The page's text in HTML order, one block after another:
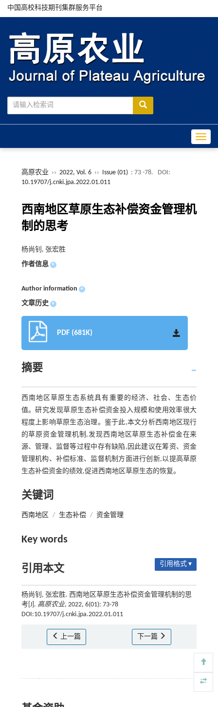
中国高校科技期刊集群服务平台
高原农业 ›› 2022, Vol. 6 ›› Issue (01) : 73 -78.
DOI:
10.19707/j.cnki.jpa.2022.01.011
西南地区草原生态补偿资金管理机
制的思考
杨尚钊, 张宏胜
作者信息 +
Author information +
文章历史 +
PDF (681K)
摘要
西南地区草原生态系统具有重要的经济、社会、生态价
值。研究发现草原生态补偿资金投入规模和使用效率很大
程度上影响草原生态治理。鉴于此,本文分析西南地区现行
的草原资金管理机制,发现西南地区草原生态补偿金在来
源、管理、监督等过程中存有缺陷,因此建议在筹资、资金
管理机构、补偿标准、监督机制方面进行创新,以提高草原
生态补偿资金的绩效,促进西南地区草原生态的恢复。
关键词
西南地区 / 生态补偿 / 资金管理
Key words
引用本文 引用格式 ▾
杨尚钊, 张宏胜. 西南地区草原生态补偿资金管理机制的思
考[J]. 高原农业, 2022, 6(01): 73-78
DOI:10.19707/j.cnki.jpa.2022.01.011
上一篇 下一篇